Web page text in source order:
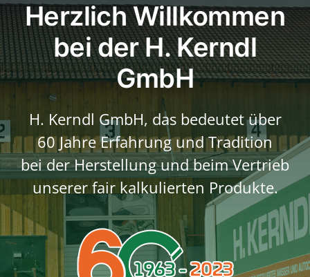
Über uns
Produkte
Preislisten
Kontakt
Anfahrt
Suche
Herzlich Willkommen
bei der H. Kerndl
GmbH
H. Kerndl GmbH, das bedeutet über
60 Jahre Erfahrung und Tradition
bei der Herstellung und beim Vertrieb
unserer fair kalkulierten Produkte.